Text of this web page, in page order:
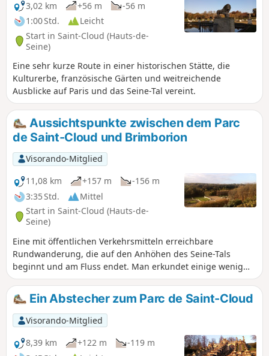
3,02 km
+56 m
-56 m
1:00 Std.
Leicht
Start in Saint-Cloud (Hauts-de-
Seine)
Eine sehr kurze Route in einer historischen Stätte, die
Kulturerbe, französische Gärten und weitreichende
Ausblicke auf Paris und das Seine-Tal vereint.
Aussichtspunkte zwischen dem Parc
de Saint-Cloud und Brimborion
Visorando-Mitglied
11,08 km
+157 m
-156 m
3:35 Std.
Mittel
Start in Saint-Cloud (Hauts-de-
Seine)
Eine mit öffentlichen Verkehrsmitteln erreichbare
Rundwanderung, die auf den Anhöhen des Seine-Tals
beginnt und am Fluss endet. Man erkundet einige wenig
bekannte Ecken des Parc de Saint-Cloud und schlendert
durch den Parc de Brimborion. Es erwarten Sie mehrere
weitläufige Aussichtspunkte.
Ein Abstecher zum Parc de Saint-Cloud
Visorando-Mitglied
8,39 km
+122 m
-119 m